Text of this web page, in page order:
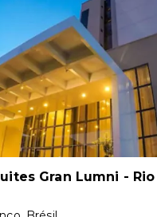
Gran Lumni -